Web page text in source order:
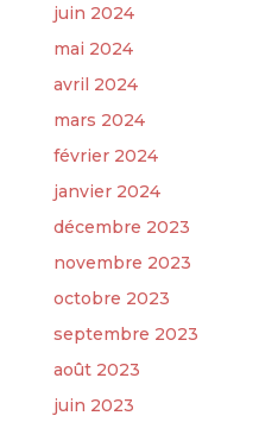
juin 2024
mai 2024
avril 2024
mars 2024
février 2024
janvier 2024
décembre 2023
novembre 2023
octobre 2023
septembre 2023
août 2023
juin 2023